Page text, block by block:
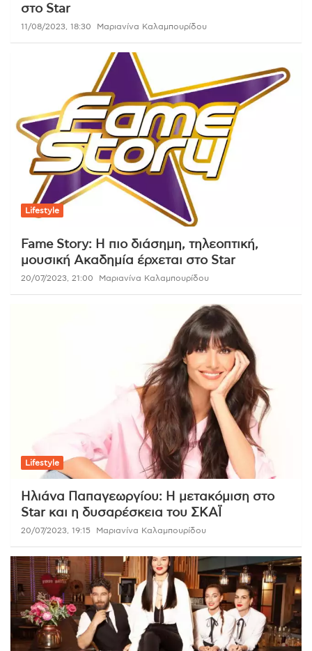
στο Star
11/08/2023, 18:30 Μαριανίνα Καλαμπουρίδου
Lifestyle
Fame Story: Η πιο διάσημη, τηλεοπτική,
μουσική Ακαδημία έρχεται στο Star
20/07/2023, 21:00 Μαριανίνα Καλαμπουρίδου
Lifestyle
Ηλιάνα Παπαγεωργίου: Η μετακόμιση στο
Star και η δυσαρέσκεια του ΣΚΑΪ
20/07/2023, 19:15 Μαριανίνα Καλαμπουρίδου